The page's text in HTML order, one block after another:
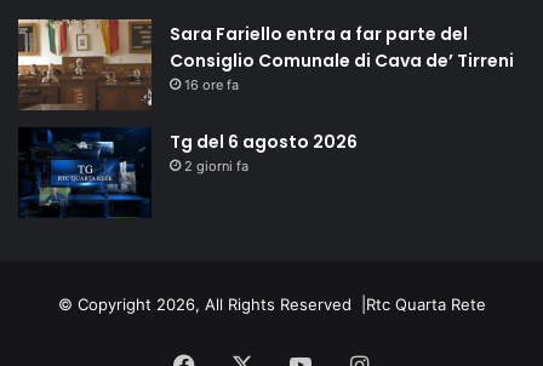
Sara Fariello entra a far parte del
Consiglio Comunale di Cava de’ Tirreni
16 ore fa
Tg del 6 agosto 2026
2 giorni fa
© Copyright 2026, All Rights Reserved | Rtc Quarta Rete